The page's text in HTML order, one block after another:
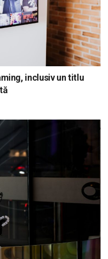
inclusiv un titlu